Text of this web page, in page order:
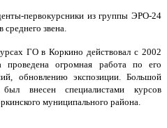
первокурсники из группы ЭРО-24
звена.
ГО в Коркино действовал с 2002
огромная работа по его
обновлению экспозиции. Большой
внесен специалистами курсов
муниципального района.